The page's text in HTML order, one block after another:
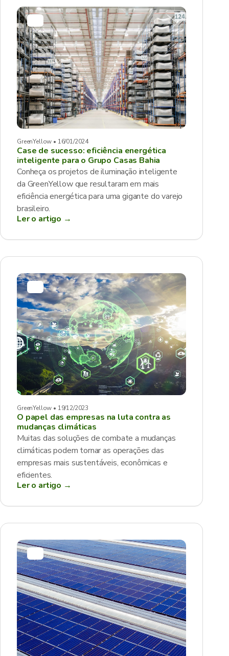
GreenYellow • 16/01/2024
Case de sucesso: eficiência energética
inteligente para o Grupo Casas Bahia
Conheça os projetos de iluminação inteligente
da GreenYellow que resultaram em mais
eficiência energética para uma gigante do varejo
brasileiro.
Ler o artigo →
GreenYellow • 19/12/2023
O papel das empresas na luta contra as
mudanças climáticas
Muitas das soluções de combate a mudanças
climáticas podem tornar as operações das
empresas mais sustentáveis, econômicas e
eficientes.
Ler o artigo →